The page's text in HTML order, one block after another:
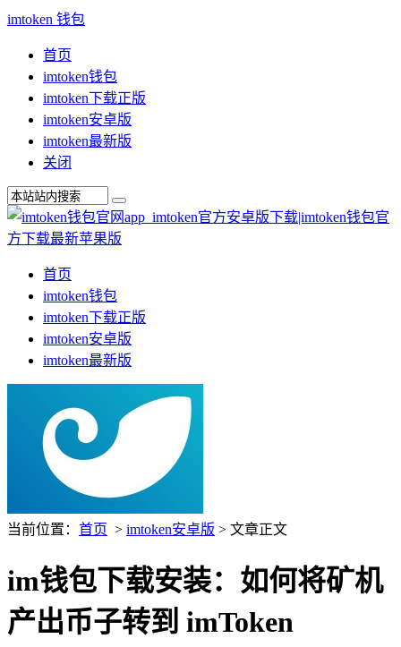
imtoken 钱包
首页
imtoken钱包
imtoken下载正版
imtoken安卓版
imtoken最新版
关闭
首页
imtoken钱包
imtoken下载正版
imtoken安卓版
imtoken最新版
当前位置： 首页 > imtoken安卓版 > 文章正文
im钱包下载安装：如何将矿机
产出币子转到 imToken